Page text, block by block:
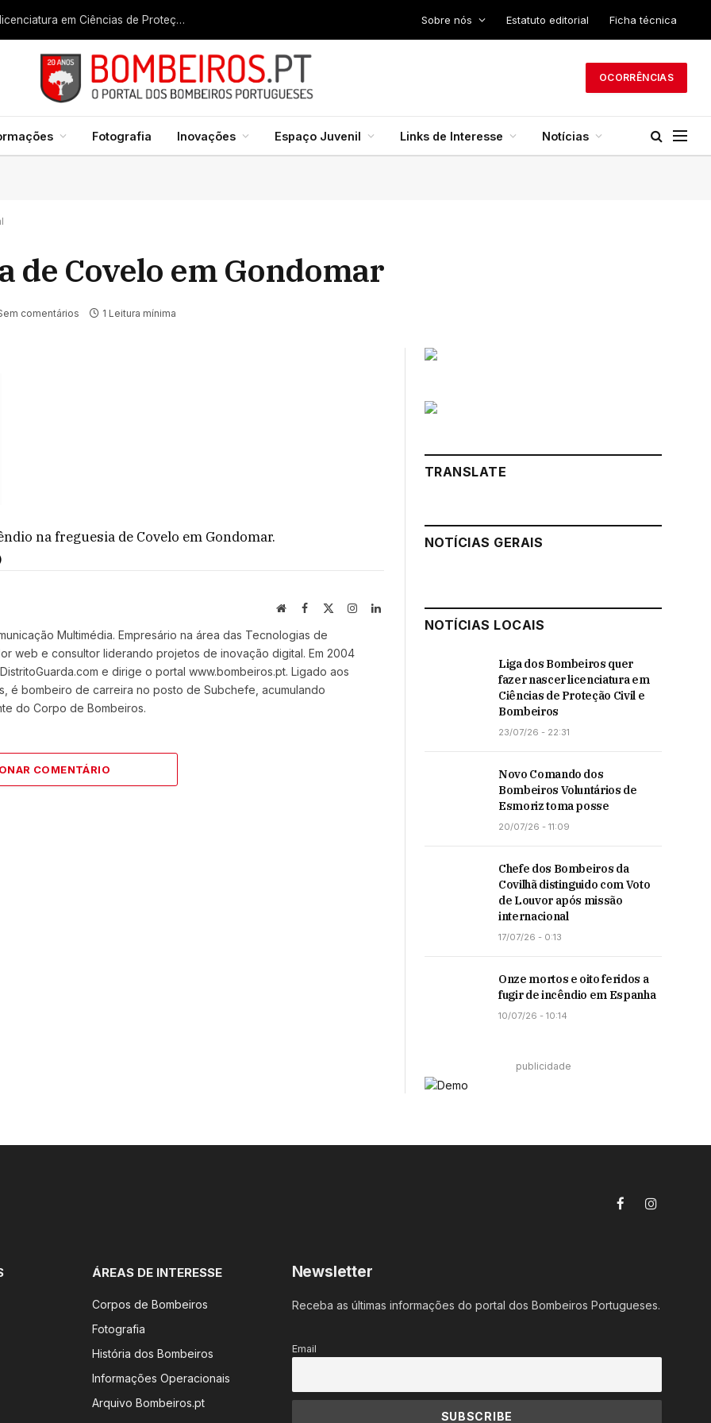
Liga dos Bombeiros quer fazer nascer licenciatura em Ciências de Proteção Civil e Bombeiros Sobre nós Estatuto editorial Ficha técnica
OCORRÊNCIAS
Fotografia Inovações Espaço Juvenil Links de Interesse Notícias
de Covelo em Gondomar
comentários 1 Leitura mínima
na freguesia de Covelo em Gondomar.
WebsiteFacebook InstagramLinkedIn
Multimédia. Empresário na área das Tecnologias de
web e consultor liderando projetos de inovação digital. Em 2004
e dirige o portal www.bombeiros.pt. Ligado aos
é bombeiro de carreira no posto de Subchefe, acumulando
do Corpo de Bombeiros.
COMENTÁRIO
TRANSLATE
NOTÍCIAS GERAIS
NOTÍCIAS LOCAIS
Liga dos Bombeiros quer
fazer nascer licenciatura em
Ciências de Proteção Civil e
Bombeiros
23/07/26 - 22:31
Novo Comando dos
Bombeiros Voluntários de
Esmoriz toma posse
20/07/26 - 11:09
Chefe dos Bombeiros da
Covilhã distinguido com Voto
de Louvor após missão
internacional
17/07/26 - 0:13
Onze mortos e oito feridos a
fugir de incêndio em Espanha
10/07/26 - 10:14
publicidade
FacebookInstagram
ÁREAS DE INTERESSE
Corpos de Bombeiros
Fotografia
História dos Bombeiros
Informações Operacionais
Arquivo Bombeiros.pt
Newsletter
Receba as últimas informações do portal dos Bombeiros Portugueses.
Email